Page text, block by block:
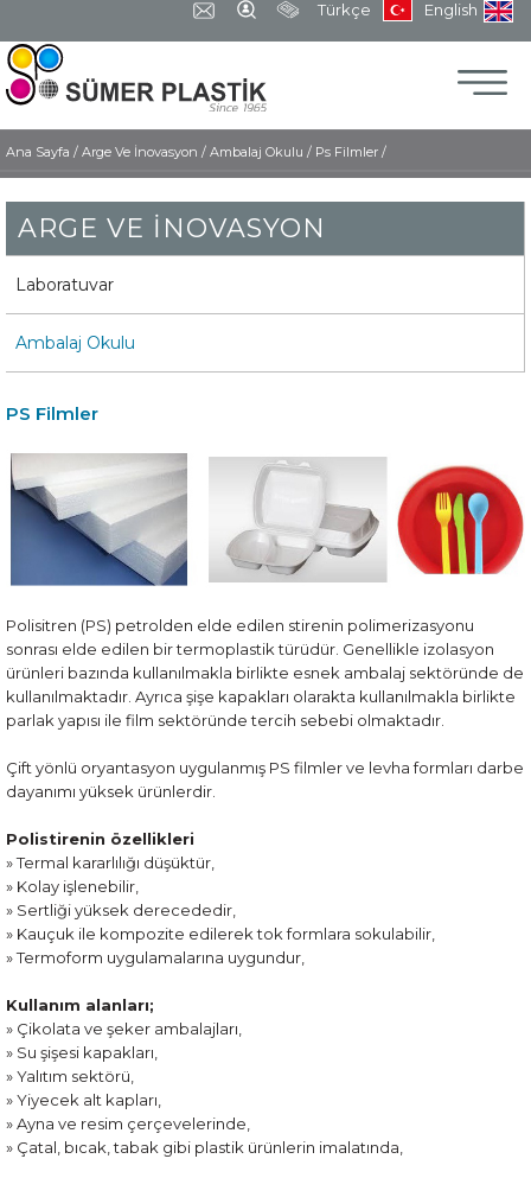
Türkçe English
Ana Sayfa / Arge Ve İnovasyon / Ambalaj Okulu / Ps Filmler /
ARGE VE İNOVASYON
Laboratuvar
Ambalaj Okulu
PS Filmler
Polisitren (PS) petrolden elde edilen stirenin polimerizasyonu
sonrası elde edilen bir termoplastik türüdür. Genellikle izolasyon
ürünleri bazında kullanılmakla birlikte esnek ambalaj sektöründe de
kullanılmaktadır. Ayrıca şişe kapakları olarakta kullanılmakla birlikte
parlak yapısı ile film sektöründe tercih sebebi olmaktadır.
Çift yönlü oryantasyon uygulanmış PS filmler ve levha formları darbe
dayanımı yüksek ürünlerdir.
Polistirenin özellikleri
» Termal kararlılığı düşüktür,
» Kolay işlenebilir,
» Sertliği yüksek derecededir,
» Kauçuk ile kompozite edilerek tok formlara sokulabilir,
» Termoform uygulamalarına uygundur,
Kullanım alanları;
» Çikolata ve şeker ambalajları,
» Su şişesi kapakları,
» Yalıtım sektörü,
» Yiyecek alt kapları,
» Ayna ve resim çerçevelerinde,
» Çatal, bıcak, tabak gibi plastik ürünlerin imalatında,